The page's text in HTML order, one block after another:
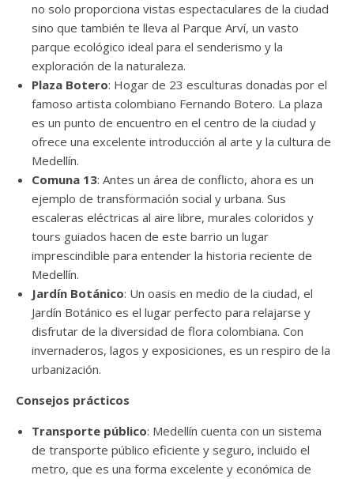
no solo proporciona vistas espectaculares de la ciudad
sino que también te lleva al Parque Arví, un vasto
parque ecológico ideal para el senderismo y la
exploración de la naturaleza.
Plaza Botero: Hogar de 23 esculturas donadas por el
famoso artista colombiano Fernando Botero. La plaza
es un punto de encuentro en el centro de la ciudad y
ofrece una excelente introducción al arte y la cultura de
Medellín.
Comuna 13: Antes un área de conflicto, ahora es un
ejemplo de transformación social y urbana. Sus
escaleras eléctricas al aire libre, murales coloridos y
tours guiados hacen de este barrio un lugar
imprescindible para entender la historia reciente de
Medellín.
Jardín Botánico: Un oasis en medio de la ciudad, el
Jardín Botánico es el lugar perfecto para relajarse y
disfrutar de la diversidad de flora colombiana. Con
invernaderos, lagos y exposiciones, es un respiro de la
urbanización.
Consejos prácticos
Transporte público: Medellín cuenta con un sistema
de transporte público eficiente y seguro, incluido el
metro, que es una forma excelente y económica de